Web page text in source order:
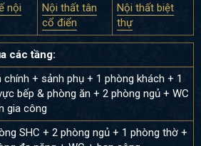
nội
Nội thất tân
cổ điển
Nội thất biệt
thự
các tầng:
chính + sảnh phụ + 1 phòng khách + 1
bếp & phòng ăn + 2 phòng ngủ + WC
gia công
SHC + 2 phòng ngủ + 1 phòng thờ +